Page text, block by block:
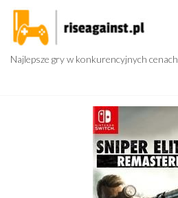
Przejdź
treści
Najlepsze gry w konkurencyjnych cenach